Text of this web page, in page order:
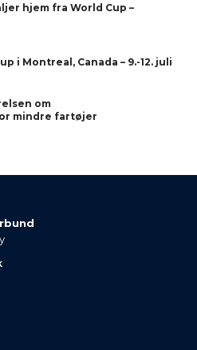
hjem fra World Cup –
i Montreal, Canada – 9.-12. juli
om
mindre fartøjer